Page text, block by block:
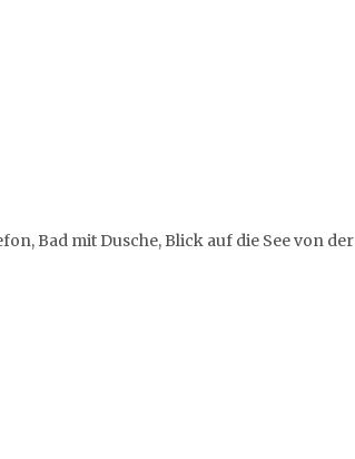
Bad mit Dusche, Blick auf die See von der